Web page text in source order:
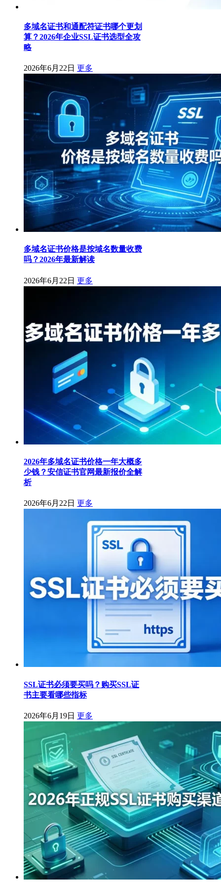
多域名证书和通配符证书哪个更划
算？2026年企业SSL证书选型全攻
略
2026年6月22日 更多
多域名证书价格是按域名数量收费
吗？2026年最新解读
2026年6月22日 更多
2026年多域名证书价格一年大概多
少钱？安信证书官网最新报价全解
析
2026年6月22日 更多
SSL证书必须要买吗？购买SSL证
书主要看哪些指标
2026年6月19日 更多